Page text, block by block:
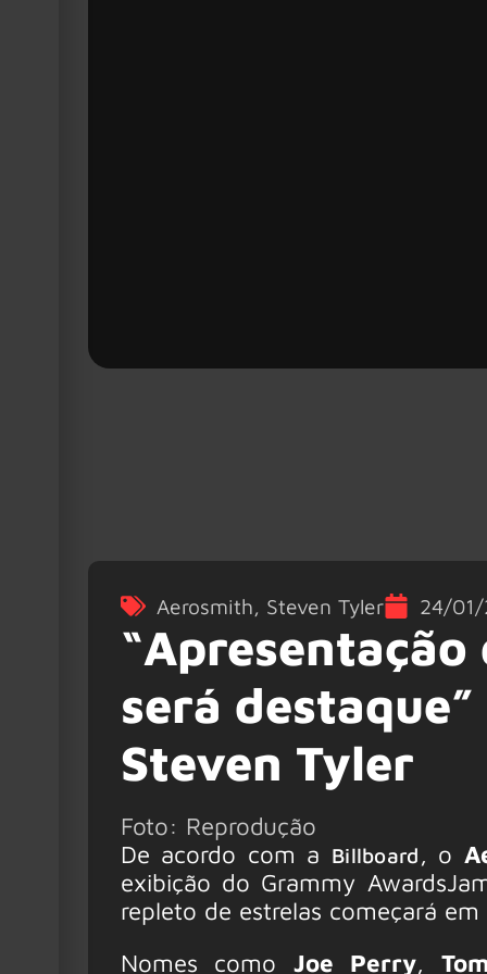
Aerosmith, Steven Tyler 24/
será
Steven Tyler
Foto: Reprodução
De acordo com a Billboard , o
exibição do Grammy
repleto de estrelas começará
Nomes comoJoe Perry,